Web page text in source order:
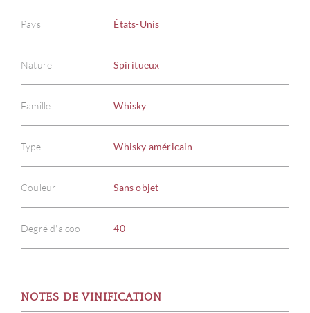
Pays États-Unis
Nature Spiritueux
Famille Whisky
Type Whisky américain
Couleur Sans objet
Degré d'alcool 40
NOTES DE VINIFICATION